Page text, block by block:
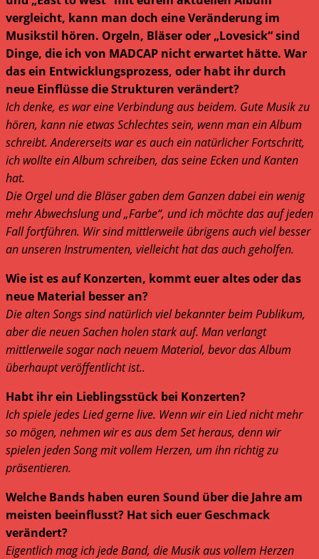
vergleicht, kann man doch eine Veränderung im
Musikstil hören. Orgeln, Bläser oder „Lovesick“ sind
Dinge, die ich von MADCAP nicht erwartet hätte. War
das ein Entwicklungsprozess, oder habt ihr durch
neue Einflüsse die Strukturen verändert?
Ich denke, es war eine Verbindung aus beidem. Gute Musik zu
hören, kann nie etwas Schlechtes sein, wenn man ein Album
schreibt. Andererseits war es auch ein natürlicher Fortschritt,
ich wollte ein Album schreiben, das seine Ecken und Kanten
hat.
Die Orgel und die Bläser gaben dem Ganzen dabei ein wenig
mehr Abwechslung und „Farbe“, und ich möchte das auf jeden
Fall fortführen. Wir sind mittlerweile übrigens auch viel besser
an unseren Instrumenten, vielleicht hat das auch geholfen.
Wie ist es auf Konzerten, kommt euer altes oder das
neue Material besser an?
Die alten Songs sind natürlich viel bekannter beim Publikum,
aber die neuen Sachen holen stark auf. Man verlangt
mittlerweile sogar nach neuem Material, bevor das Album
überhaupt veröffentlicht ist..
Habt ihr ein Lieblingsstück bei Konzerten?
Ich spiele jedes Lied gerne live. Wenn wir ein Lied nicht mehr
so mögen, nehmen wir es aus dem Set heraus, denn wir
spielen jeden Song mit vollem Herzen, um ihn richtig zu
präsentieren.
Welche Bands haben euren Sound über die Jahre am
meisten beeinflusst? Hat sich euer Geschmack
verändert?
Eigentlich mag ich jede Band, die Musik aus vollem Herzen